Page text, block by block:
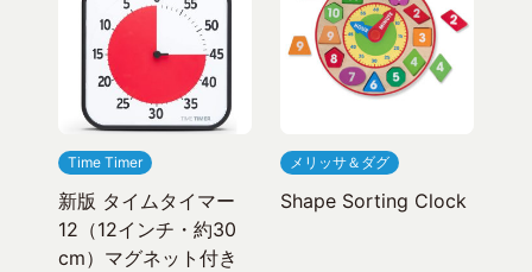
Time Timer
新版 タイムタイマー
12（12インチ・約30
cm）マグネット付き
メリッサ＆ダグ
Shape Sorting Clock